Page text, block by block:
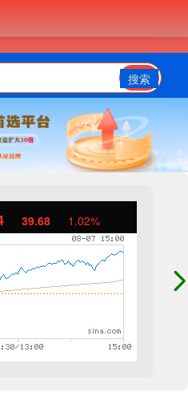
搜索
39.68 1.02%